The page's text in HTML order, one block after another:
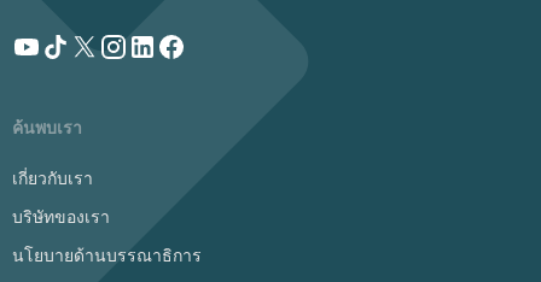
ค้นพบเรา
เกี่ยวกับเรา
บริษัทของเรา
นโยบายด้านบรรณาธิการ